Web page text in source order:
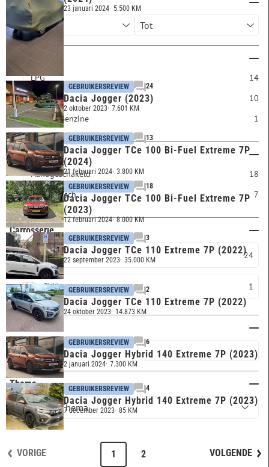
Brandstof
LPG
14
Benzine
10
Elektro/Benzine
1
Transmissie
Handgeschakeld
18
Automatisch
7
Carrosserie
MPV 24
SUV 1
Trefwoord
Thema
23 januari 2024 5.500 KM
GEBRUIKERSREVIEW 24
Dacia Jogger (2023)
2 oktober 2023 7.601 KM
GEBRUIKERSREVIEW 13
Dacia Jogger TCe 100 Bi-Fuel Extreme 7P
(2024)
21 februari 2024 3.800 KM
GEBRUIKERSREVIEW
18
Dacia Jogger TCe 100 Bi-Fuel Extreme 7P
(2023)
12 februari 2024 8.000 KM
GEBRUIKERSREVIEW 3
Dacia Jogger TCe 110 Extreme 7P (2022)
22 september 2023 35.000 KM
GEBRUIKERSREVIEW 2
Dacia Jogger TCe 110 Extreme 7P (2022)
24 oktober 2023 14.873 KM
GEBRUIKERSREVIEW 6
Dacia Jogger Hybrid 140 Extreme 7P (2023)
2 januari 2024 7.300 KM
GEBRUIKERSREVIEW 4
Dacia Jogger Hybrid 140 Extreme 7P (2023)
7 december 2023 85 KM
VORIGE VOLGENDE
1 2